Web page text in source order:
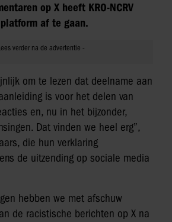
op X heeft KRO-NCRV
af te gaan.
om te lezen dat deelname aan
is voor het delen van
en, nu in het bijzonder,
Dat vinden we heel erg”,
die hun verklaring
de uitzending op sociale media
hebben we met afschuw
de racistische berichten op X na